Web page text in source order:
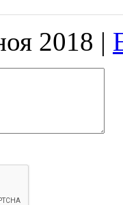
2018 |